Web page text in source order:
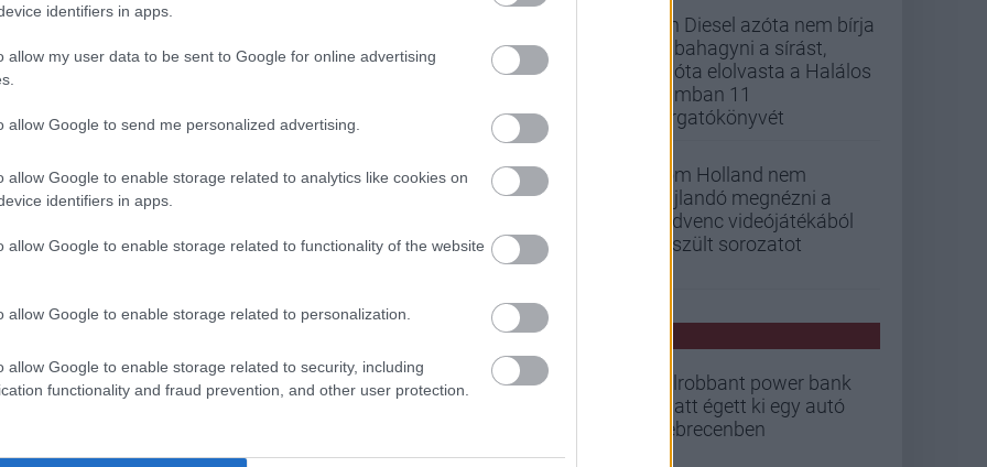
identifiers in apps.
allow my user data to be sent to Google for online advertising
allow Google to send me personalized advertising.
allow Google to enable storage related to analytics like cookies on
identifiers in apps.
allow Google to enable storage related to functionality of the website
allow Google to enable storage related to personalization.
allow Google to enable storage related to security, including
functionality and fraud prevention, and other user protection.
hangulata – Jön a második forduló! (X)
arts #dice #fps
és a Call of Duty között.
AMI NEM
a repülés élménye még mindig
Vin Diesel azóta nem bírja
abbahagyni a sírást,
mióta elolvasta a Halálos
iramban 11
forgatókönyvét
Tom Holland nem
hajlandó megnézni a
kedvenc videójátékából
készült sorozatot
PCW HÍREK
Felrobbant power bank
miatt égett ki egy autó
Debrecenben